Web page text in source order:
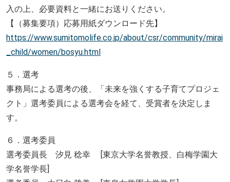
入の上、必要資料と一緒にお送りください。
【（募集要項）応募用紙ダウンロード先】
https://www.sumitomolife.co.jp/about/csr/community/mirai
_child/women/bosyu.html
５．選考
事務局による選考の後、「未来を強くする子育てプロジェ
クト」選考委員による選考会を経て、受賞者を決定しま
す。
６．選考委員
選考委員長 汐見 稔幸 [東京大学名誉教授、白梅学園大
学名誉学長]